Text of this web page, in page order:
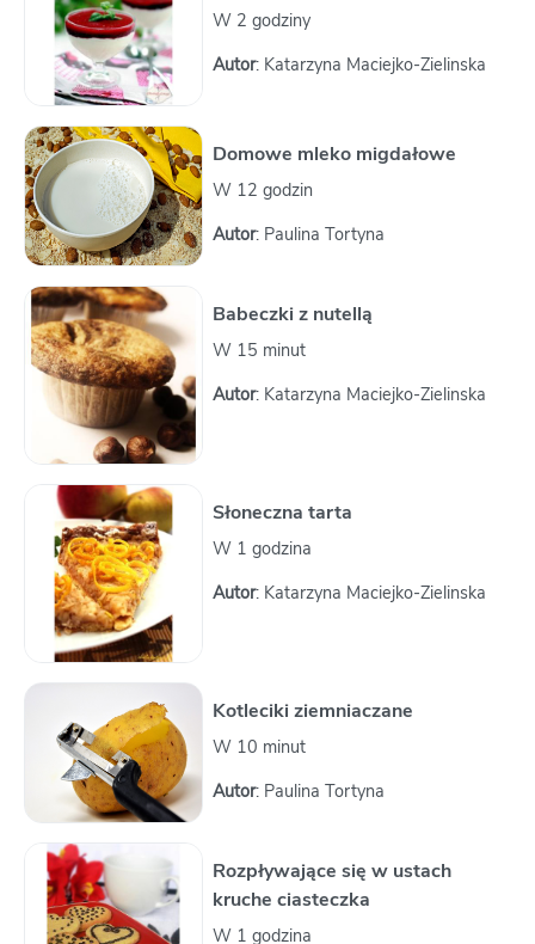
W 2 godziny
Autor: Katarzyna Maciejko-Zielinska
Domowe mleko migdałowe
W 12 godzin
Autor: Paulina Tortyna
Babeczki z nutellą
W 15 minut
Autor: Katarzyna Maciejko-Zielinska
Słoneczna tarta
W 1 godzina
Autor: Katarzyna Maciejko-Zielinska
Kotleciki ziemniaczane
W 10 minut
Autor: Paulina Tortyna
Rozpływające się w ustach
kruche ciasteczka
W 1 godzina